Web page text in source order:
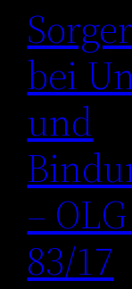
bei
und
–
83/17